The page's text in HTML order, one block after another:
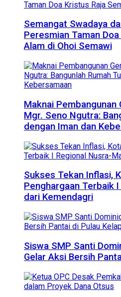
Semangat Swadaya
Peresmian Taman
Alam di Ohoi Semawi
Maknai Pembangunan
Mgr. Seno Ngutra:
dengan Iman dan
Sukses Tekan Inflasi,
Penghargaan Terbaik
dari Kemendagri
Siswa SMP Santi
Gelar Aksi Bersih